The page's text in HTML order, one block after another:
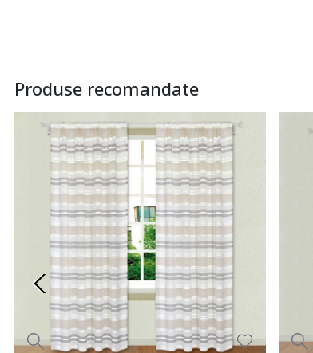
Produse recomandate